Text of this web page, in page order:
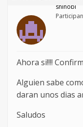
shinobi
Ahora si!!!!
Alguien sabe
daran unos dias
Saludos